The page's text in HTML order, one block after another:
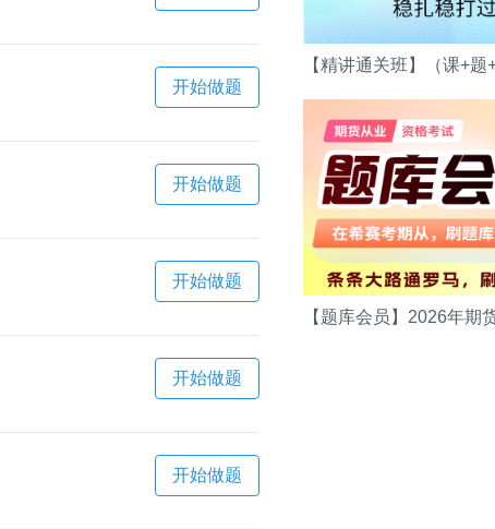
开始做题
开始做题
开始做题
开始做题
开始做题